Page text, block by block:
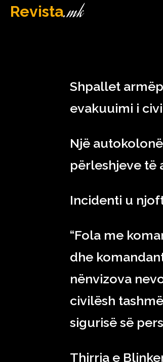
Revista.mk
Shpallet
evakuuimi i
Një
përleshjeve të
Incidenti u
“Fola me
dhe
nënvizova
civilësh
sigurisë së
Thirrja e